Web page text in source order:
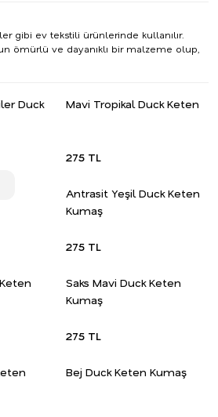
gibi ev tekstili ürünlerinde kullanılır.
ömürlü ve dayanıklı bir malzeme olup,
Duck
Mavi Tropikal Duck Keten
275 TL
Antrasit Yeşil Duck Keten
Kumaş
275 TL
Saks Mavi Duck Keten
Kumaş
275 TL
Bej Duck Keten Kumaş